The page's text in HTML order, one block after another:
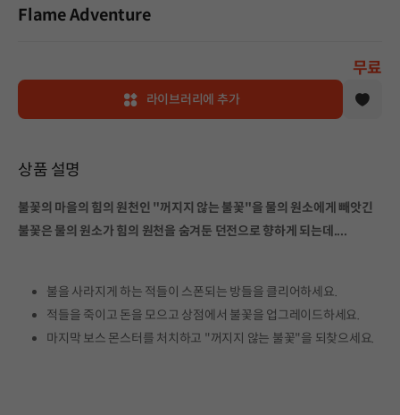
Flame Adventure
무료
라이브러리에 추가
상품 설명
불꽃의 마을의 힘의 원천인 "꺼지지 않는 불꽃"을 물의 원소에게 빼앗긴
불꽃은 물의 원소가 힘의 원천을 숨겨둔 던전으로 향하게 되는데....
불을 사라지게 하는 적들이 스폰되는 방들을 클리어하세요.
적들을 죽이고 돈을 모으고 상점에서 불꽃을 업그레이드하세요.
마지막 보스 몬스터를 처치하고 "꺼지지 않는 불꽃"을 되찾으세요.